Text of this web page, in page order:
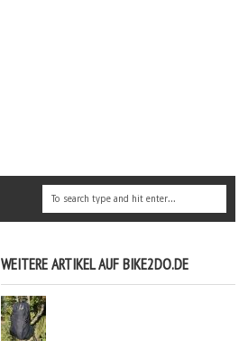
WEITERE ARTIKEL AUF BIKE2DO.DE